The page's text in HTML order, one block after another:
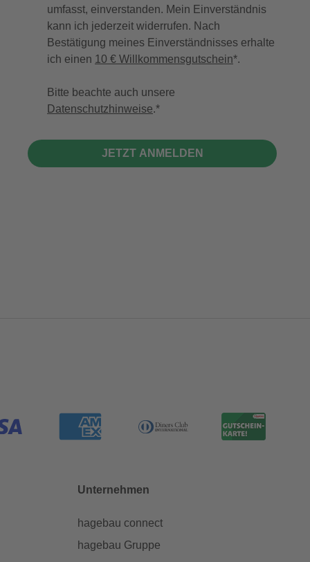
umfasst, einverstanden. Mein Einverständnis
kann ich jederzeit widerrufen. Nach
Bestätigung meines Einverständnisses erhalte
ich einen 10 € Willkommensgutschein*.
Bitte beachte auch unsere
Datenschutzhinweise.
JETZT ANMELDEN
Unternehmen
hagebau connect
hagebau Gruppe